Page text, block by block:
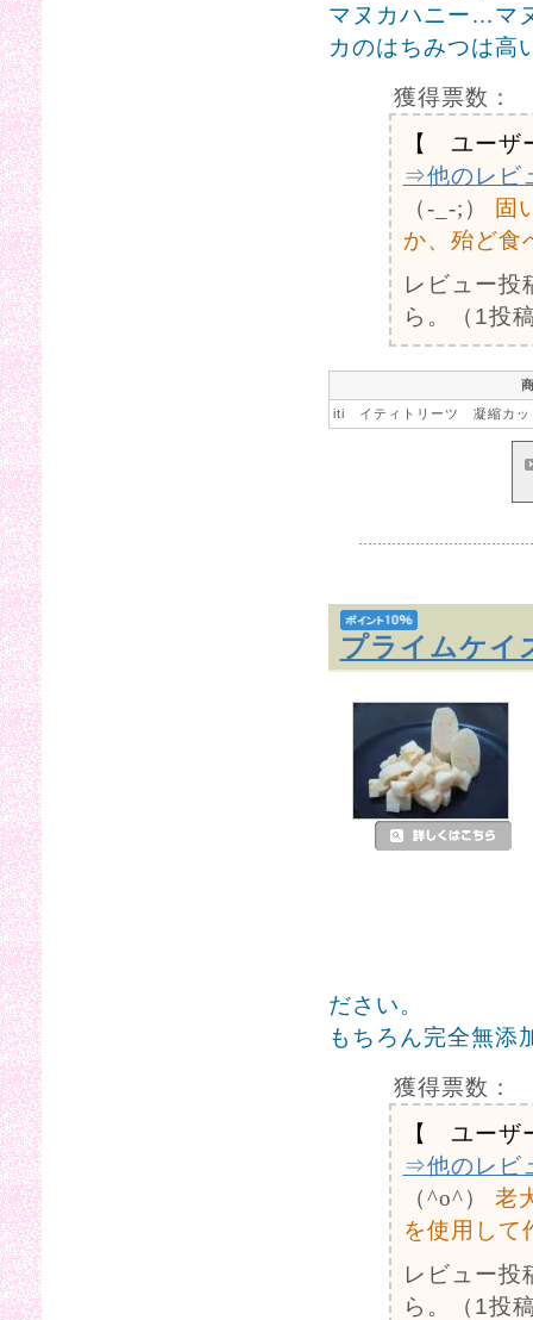
マヌカハニー…マ
カのはちみつは高
獲得票数：
【 ユーザ
⇒他のレビ
（-_-;）
固
か、殆ど食
レビュー投
ら。（1投
iti イティトリーツ 凝縮カッ
プライムケ
ださい。
もちろん完全無添
獲得票数：
【 ユーザ
⇒他のレビ
（^o^）
老
を使用して
レビュー投
ら。（1投